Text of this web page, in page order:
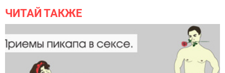
ЧИТАЙ ТАКЖЕ